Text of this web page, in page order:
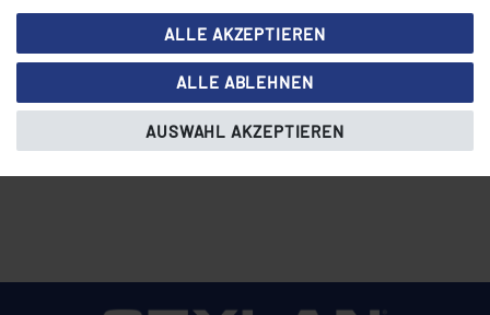
und die Einwilligung zu einem späteren Zeitpunkt zu ändern oder
zu widerrufen. Beachten Sie unserImpressum
Hinweise zur Verwendung personenbezogener Daten in unserer
ALLE AKZEPTIEREN
ALLE ABLEHNEN
AUSWAHL AKZEPTIEREN